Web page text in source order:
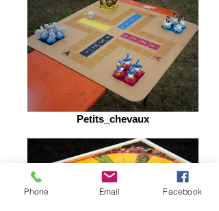
Petits_chevaux
Phone Email Facebook